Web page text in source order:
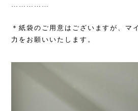
……………
＊紙袋のご用意はございますが、マ
力をお願いいたします。